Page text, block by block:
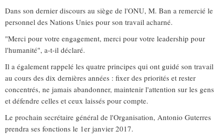
Dans son dernier discours au siège de l'ONU, M. Ban a remercié le
personnel des Nations Unies pour son travail acharné.
"Merci pour votre engagement, merci pour votre leadership pour
l'humanité", a-t-il déclaré.
Il a également rappelé les quatre principes qui ont guidé son travail
au cours des dix dernières années : fixer des priorités et rester
concentrés, ne jamais abandonner, maintenir l'attention sur les gens
et défendre celles et ceux laissés pour compte.
Le prochain secrétaire général de l'Organisation, Antonio Guterres
prendra ses fonctions le 1er janvier 2017.